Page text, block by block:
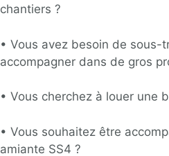
chantiers ?
• Vous avez besoin de sous-
accompagner dans de gros
• Vous cherchez à louer une
• Vous souhaitez être
amiante SS4 ?